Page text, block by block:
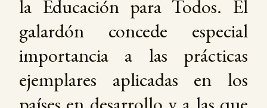
la Educación para Todos. El
galardón concede especial
importancia a las prácticas
ejemplares aplicadas en los